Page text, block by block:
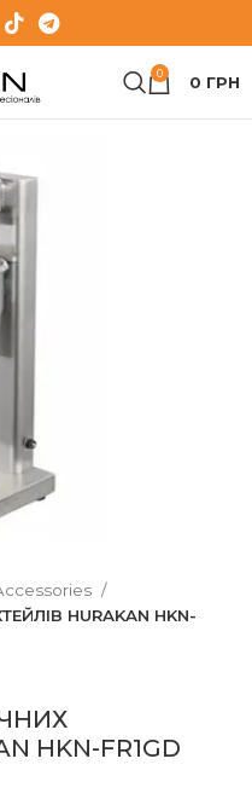
0 0 ГРН
HURAKAN HKN-
HKN-FR1GD